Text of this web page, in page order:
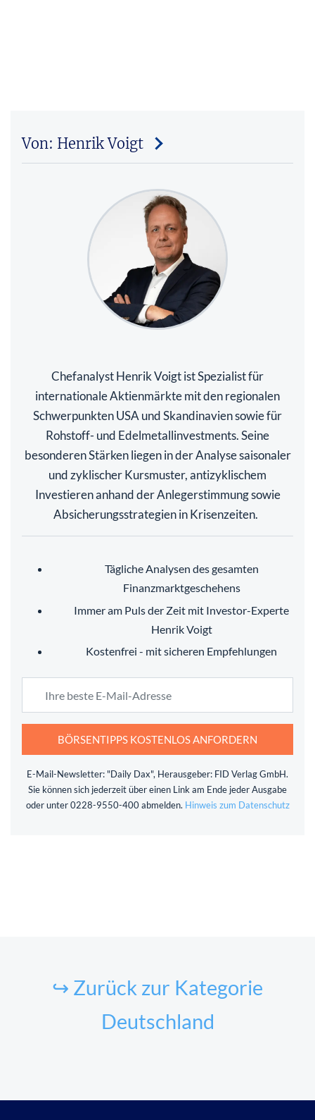
Von: Henrik Voigt
Chefanalyst Henrik Voigt ist Spezialist für
internationale Aktienmärkte mit den regionalen
Schwerpunkten USA und Skandinavien sowie für
Rohstoff- und Edelmetallinvestments. Seine
besonderen Stärken liegen in der Analyse saisonaler
und zyklischer Kursmuster, antizyklischem
Investieren anhand der Anlegerstimmung sowie
Absicherungsstrategien in Krisenzeiten.
Tägliche Analysen des gesamten
Finanzmarktgeschehens
Immer am Puls der Zeit mit Investor-Experte
Henrik Voigt
Kostenfrei - mit sicheren Empfehlungen
BÖRSENTIPPS KOSTENLOS ANFORDERN
E-Mail-Newsletter: "Daily Dax", Herausgeber: FID Verlag GmbH.
Sie können sich jederzeit über einen Link am Ende jeder Ausgabe
oder unter 0228-9550-400 abmelden. Hinweis zum Datenschutz
↪ Zurück zur Kategorie
Deutschland